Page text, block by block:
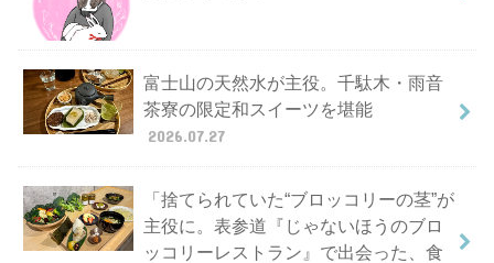
富士山の天然水が主役。千駄木・雨音
茶寮の限定和スイーツを堪能
2026.07.27
「捨てられていた“ブロッコリーの茎”が
主役に。表参道『じゃないほうのブロ
ッコリーレストラン』で出会った、食